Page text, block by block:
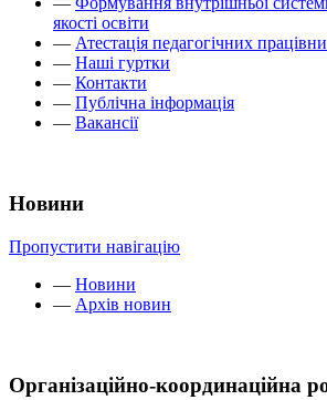
якості освіти
— Атестація педагогічних
— Наші гуртки
— Контакти
— Публічна інформація
— Вакансії
Новини
Пропустити навігацію
— Новини
— Архів новин
Організаційно-координаційна